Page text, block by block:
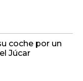
coche por un
Júcar